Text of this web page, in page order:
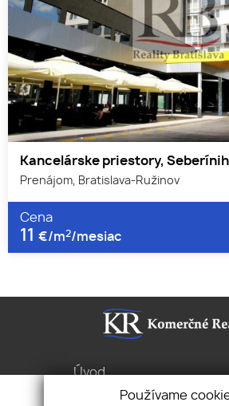
Kancelárske priestory,
Prenájom, Bratislava-Ružinov
Cena
11 €/m2/mesiac
Úvod
Používame